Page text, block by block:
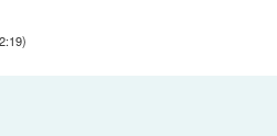
)